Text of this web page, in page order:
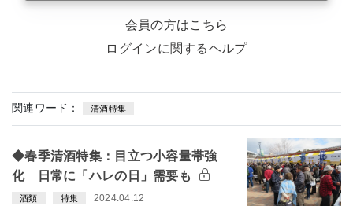
会員の方はこちら
ログインに関するヘルプ
関連ワード： 清酒特集
◆春季清酒特集：目立つ小容量帯強
化 日常に「ハレの日」需要も
酒類 特集 2024.04.12